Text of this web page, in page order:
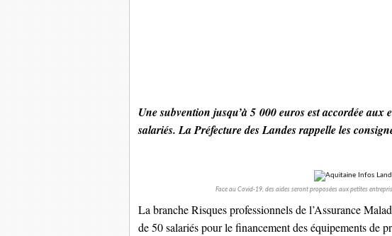
Une subvention jusqu’à 5 000 euros est accordée aux
salariés. La Préfecture des Landes rappelle les
Face au Covid-19, des aides seront proposées aux petites
La branche Risques professionnels de l’Assurance
de 50 salariés pour le financement des équipements de